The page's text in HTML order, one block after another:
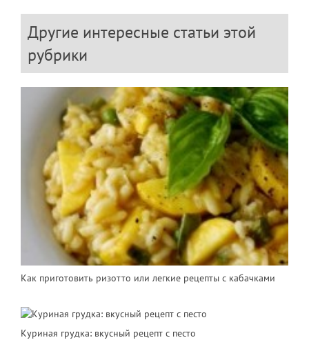
Другие интересные статьи этой
рубрики
Как приготовить ризотто или легкие рецепты с кабачками
Куриная грудка: вкусный рецепт с песто